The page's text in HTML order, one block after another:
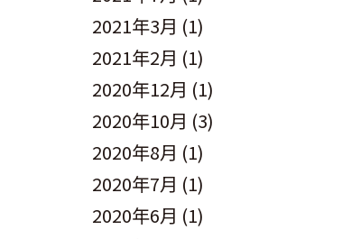
2021年3月 (1)
2021年2月 (1)
2020年12月 (1)
2020年10月 (3)
2020年8月 (1)
2020年7月 (1)
2020年6月 (1)